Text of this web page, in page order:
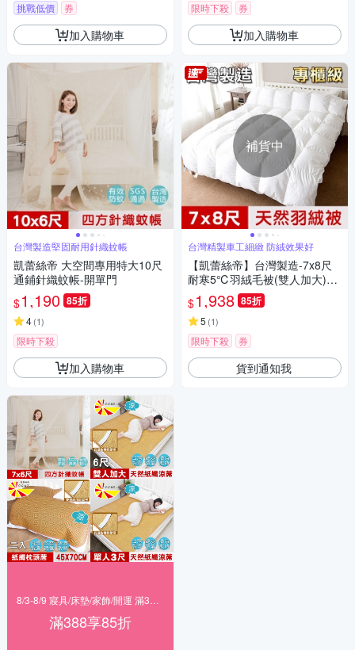
挑戰低價 券
加入購物車
台灣製造堅固耐用針織蚊帳
凱蕾絲帝 大空間專用特大10尺
通鋪針織蚊帳-開單門
$1,190 85折
4(1)
限時下殺
加入購物車
滿388享85折
限時下殺 券
加入購物車
補貨中
台灣精製車工細緻 防絨效果好
【凱蕾絲帝】台灣製造-7x8尺
耐寒5℃羽絨毛被(雙人加大)純
天然蓄熱保暖
$1,938 85折
5 (1)
限時下殺 券
貨到通知我